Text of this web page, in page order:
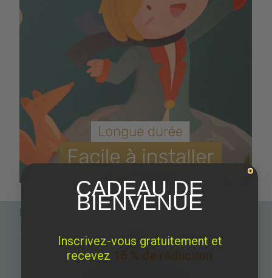
Parfait pour le match
CADEAU DE
BIENVENUE
Inscrivez-vous gratuitement et
recevez